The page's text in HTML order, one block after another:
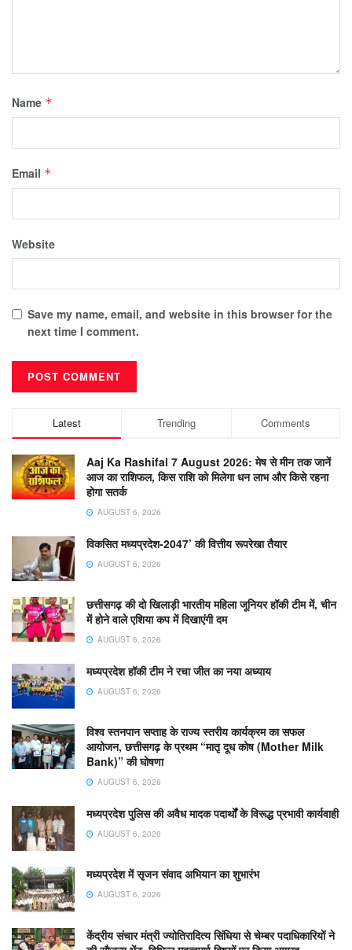
Name *
Email *
Website
Save my name, email, and website in this browser for the
next time I comment.
Latest Trending Comments
Aaj Ka Rashifal 7 August 2026: मेष से मीन तक जानें
आज का राशिफल, किस राशि को मिलेगा धन लाभ और किसे रहना
होगा सतर्क
AUGUST 6, 2026
विकसित मध्यप्रदेश-2047’ की वित्तीय रूपरेखा तैयार
AUGUST 6, 2026
छत्तीसगढ़ की दो खिलाड़ी भारतीय महिला जूनियर हॉकी टीम में, चीन
में होने वाले एशिया कप में दिखाएंगी दम
AUGUST 6, 2026
मध्यप्रदेश हॉकी टीम ने रचा जीत का नया अध्याय
AUGUST 6, 2026
विश्व स्तनपान सप्ताह के राज्य स्तरीय कार्यक्रम का सफल
आयोजन, छत्तीसगढ़ के प्रथम “मातृ दूध कोष (Mother Milk
Bank)” की घोषणा
AUGUST 6, 2026
मध्यप्रदेश पुलिस की अवैध मादक पदार्थों के विरूद्ध प्रभावी कार्यवाही
AUGUST 6, 2026
मध्यप्रदेश में सृजन संवाद अभियान का शुभारंभ
AUGUST 6, 2026
केंद्रीय संचार मंत्री ज्योतिरादित्य सिंधिया से चेम्बर पदाधिकारियों ने